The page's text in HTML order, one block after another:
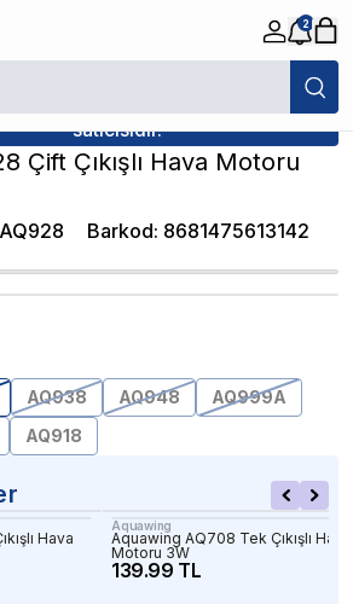
2
Aquawing AQ928 Çift Çıkışlı Hava Motoru 5W
satıcısıdır.
Çift Çıkışlı Hava Motoru
Barkod: 8681475613142
AQ938 AQ948
AQ999A
AQ918
Hava
Aquawing
Aquawing AQ708 Tek Çıkışlı Hava
Motoru 3W
139.99 TL